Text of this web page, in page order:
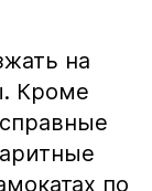
на
Кроме
по